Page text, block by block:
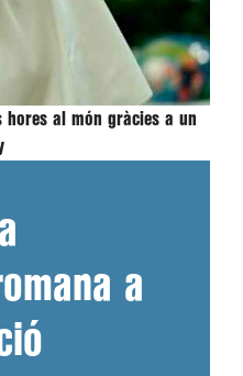
hores al món gràcies a un
a